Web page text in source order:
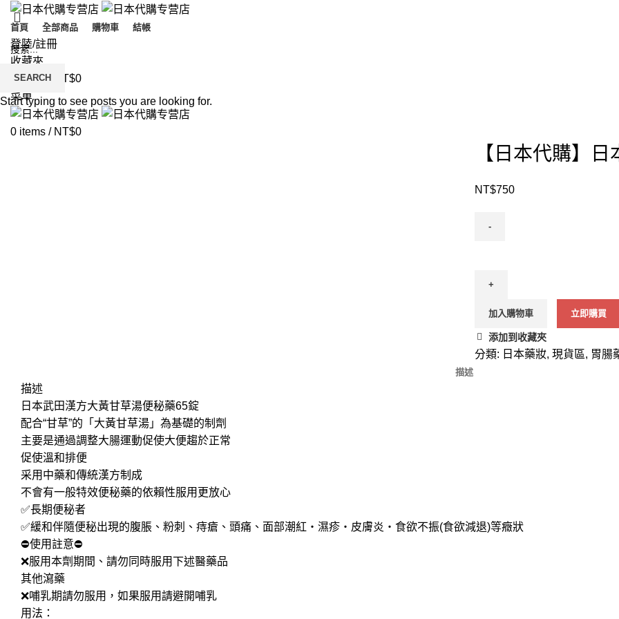
首頁 全部商品 購物車 結帳
登陸/註冊
收藏夾
0items / NT$0
菜單
0 items / NT$0
【日本代購】
NT$750
加入購物車 立即購買
添加到收藏夾
分類: 日本藥妝, 現貨區, 胃腸
描述
描述
日本武田漢方大黃甘草湯便秘藥65錠
配合“甘草”的「大黃甘草湯」為基礎的制劑
主要是通過調整大腸運動促使大便趨於正常
促使溫和排便
采用中藥和傳統漢方制成
不會有一般特效便秘藥的依賴性服用更放心
✅長期便秘者
✅緩和伴隨便秘出現的腹脹、粉刺、痔瘡、頭痛、面部潮紅・濕疹・皮膚炎・食欲不振(食欲減退)等癥狀
⛔️使用註意⛔️
❌服用本劑期間、請勿同時服用下述醫藥品
其他瀉藥
❌哺乳期請勿服用，如果服用請避開哺乳
用法：
SEARCH
Start typing to see posts you are looking for.